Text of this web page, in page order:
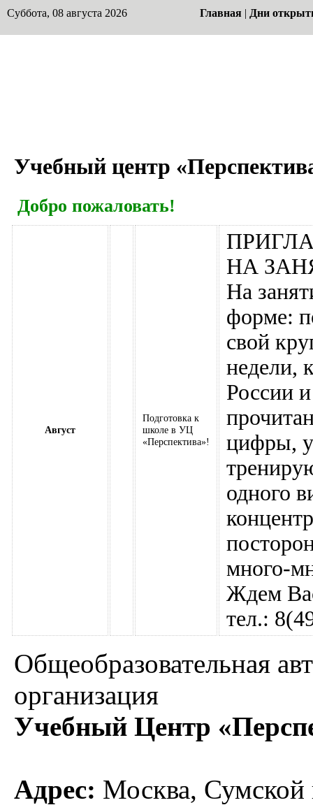
Суббота, 08 августа 2026 Главная | Дни
Учебный центр
Добро пожаловать!
Август
Подготовка к
школе в УЦ
«Перспектива»!
НА
На
форме:
свой
недели,
России
цифры,
одного
много-
Ждем
тел.:
Общеобразовательная
организация
Учебный Центр
Адрес: Москва, Сумской